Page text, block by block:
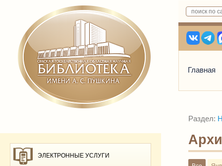
Главная
ЭЛЕКТРОННЫЕ УСЛУГИ
Раздел: